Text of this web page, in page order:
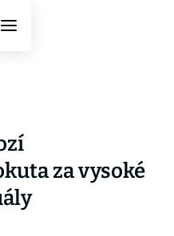
za vysoké